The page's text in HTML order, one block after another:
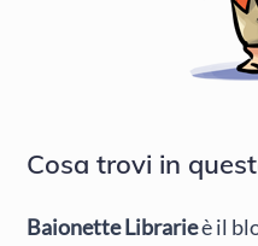
Cosa trovi in
Baionette Librarieè il